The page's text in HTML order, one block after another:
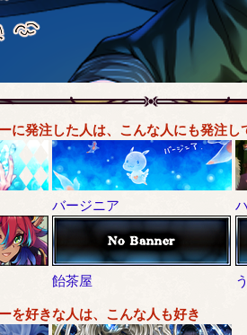
に発注した人は、こんな人にも発注し
バージニア
飴茶屋
を好きな人は、こんな人も好き